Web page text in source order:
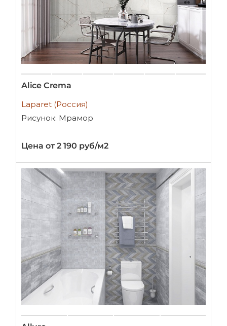
Alice Crema
Laparet (Россия)
Рисунок: Мрамор
Цена от 2 190 руб/м2